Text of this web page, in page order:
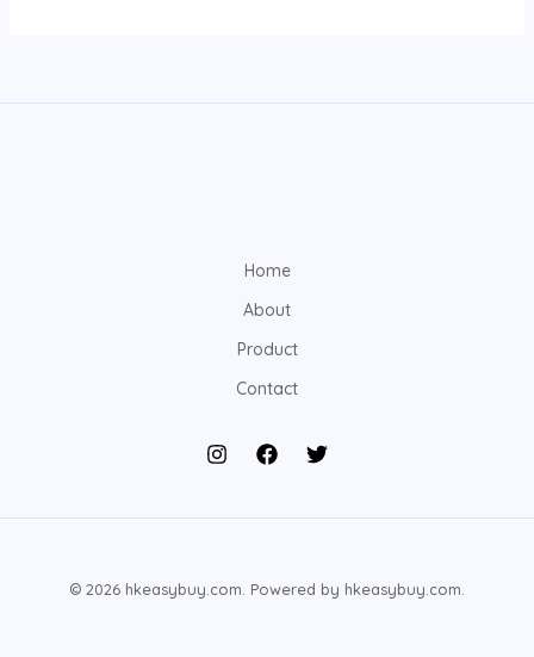
Home
About
Product
Contact
© 2026 hkeasybuy.com. Powered by hkeasybuy.com.